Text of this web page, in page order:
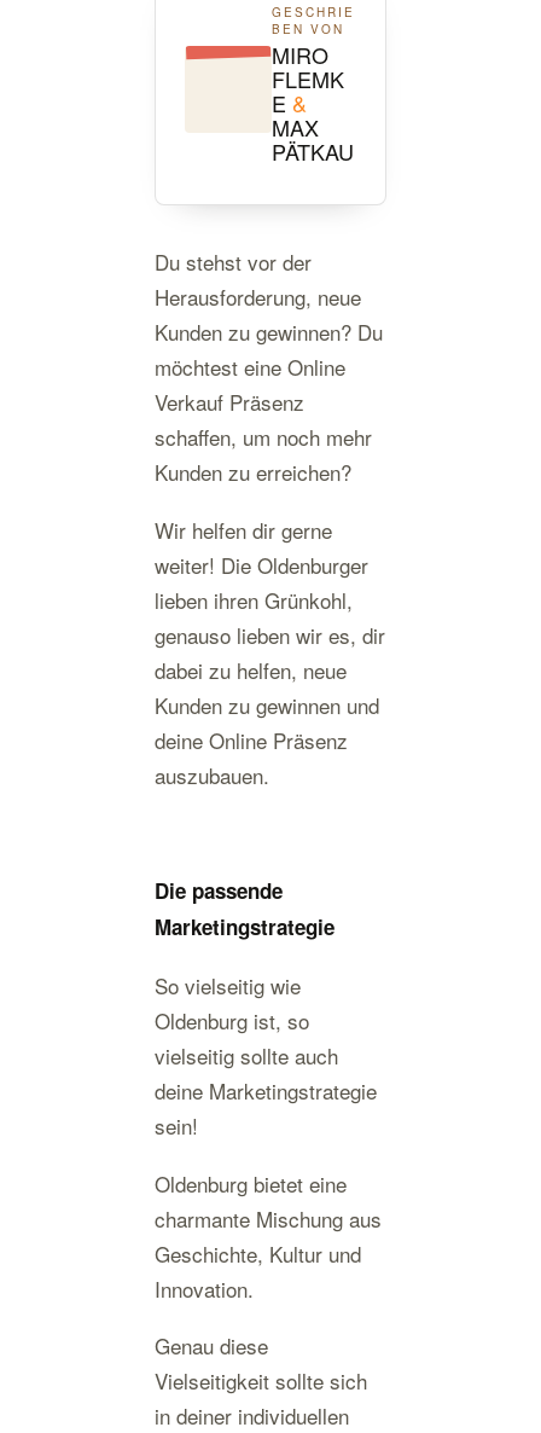
GESCHRIE
BEN VON
MIRO
FLEMK
E &
MAX
PÄTKAU
Du stehst vor der
Herausforderung, neue
Kunden zu gewinnen? Du
möchtest eine Online
Verkauf Präsenz
schaffen, um noch mehr
Kunden zu erreichen?
Wir helfen dir gerne
weiter! Die Oldenburger
lieben ihren Grünkohl,
genauso lieben wir es, dir
dabei zu helfen, neue
Kunden zu gewinnen und
deine Online Präsenz
auszubauen.
Die passende
Marketingstrategie
So vielseitig wie
Oldenburg ist, so
vielseitig sollte auch
deine Marketingstrategie
sein!
Oldenburg bietet eine
charmante Mischung aus
Geschichte, Kultur und
Innovation.
Genau diese
Vielseitigkeit sollte sich
in deiner individuellen